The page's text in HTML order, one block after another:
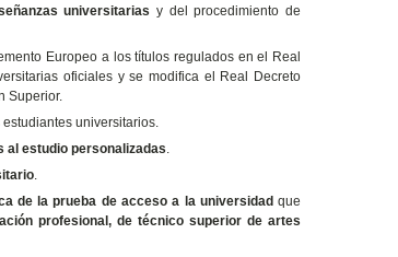
universitarias y del procedimiento de
Europeo a los títulos regulados en el Real
oficiales y se modifica el Real Decreto
Superior.
universitarios.
al estudio personalizadas
.
de la prueba de acceso a la universidadque
profesional, de técnico superior de artes